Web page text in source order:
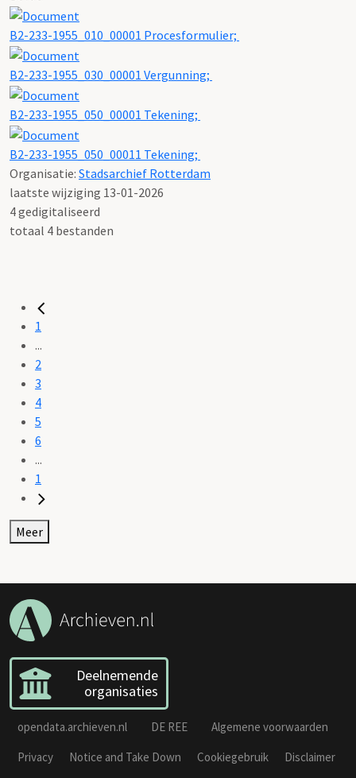
B2-233-1955_010_00001 Procesformulier;
B2-233-1955_030_00001 Vergunning;
B2-233-1955_050_00001 Tekening;
B2-233-1955_050_00011 Tekening;
Organisatie: Stadsarchief Rotterdam
laatste wijziging 13-01-2026
4 gedigitaliseerd
totaal 4 bestanden
1
...
2
3
4
5
6
...
1
Meer
Deelnemende
organisaties
opendata.archieven.nl DE REE
Algemene voorwaarden
Privacy
Notice and Take Down Cookiegebruik
Disclaimer